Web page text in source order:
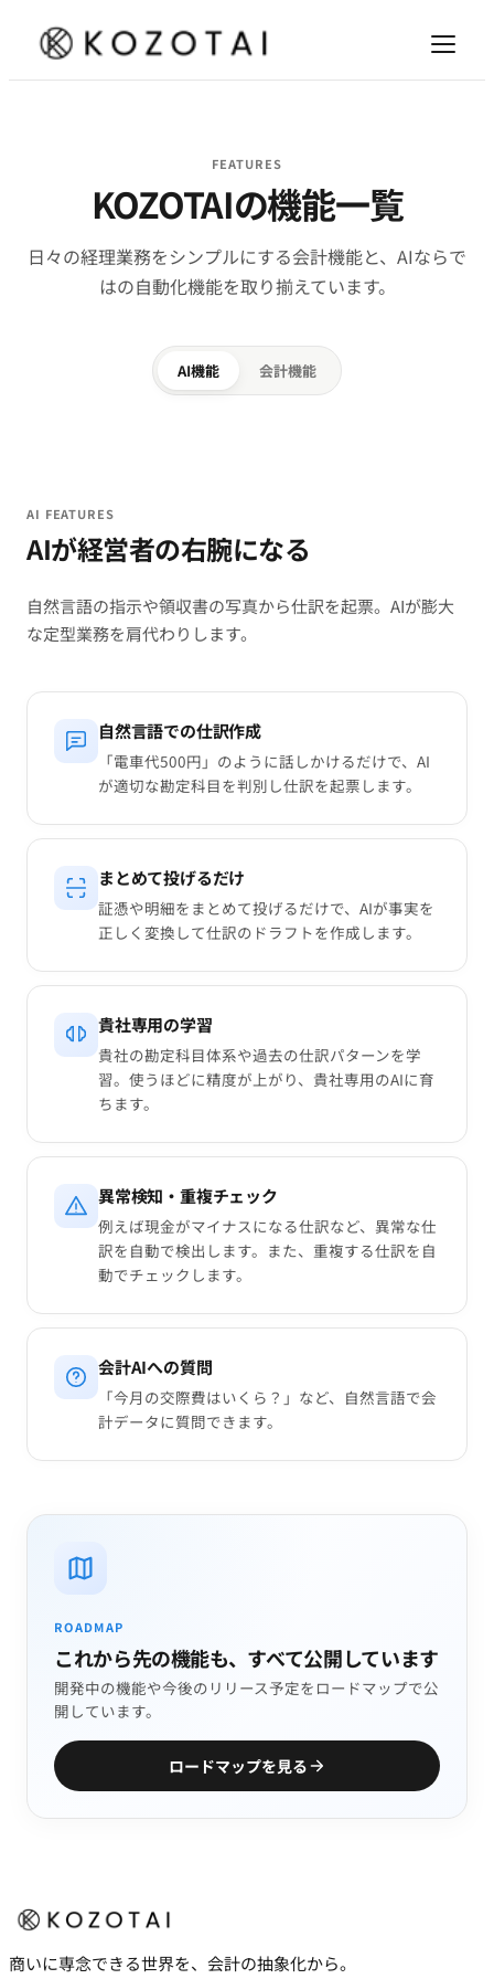
FEATURES
KOZOTAIの機能一覧
日々の経理業務をシンプルにする会計機能と、AIならで
はの自動化機能を取り揃えています。
AI機能 会計機能
AI FEATURES
AIが経営者の右腕になる
自然言語の指示や領収書の写真から仕訳を起票。AIが膨大
な定型業務を肩代わりします。
自然言語での仕訳作成
「電車代500円」のように話しかけるだけで、AI
が適切な勘定科目を判別し仕訳を起票します。
まとめて投げるだけ
証憑や明細をまとめて投げるだけで、AIが事実を
正しく変換して仕訳のドラフトを作成します。
貴社専用の学習
貴社の勘定科目体系や過去の仕訳パターンを学
習。使うほどに精度が上がり、貴社専用のAIに育
ちます。
異常検知・重複チェック
例えば現金がマイナスになる仕訳など、異常な仕
訳を自動で検出します。また、重複する仕訳を自
動でチェックします。
会計AIへの質問
「今月の交際費はいくら？」など、自然言語で会
計データに質問できます。
ROADMAP
これから先の機能も、すべて公開しています
開発中の機能や今後のリリース予定をロードマップで公
開しています。
ロードマップを見る
商いに専念できる世界を、会計の抽象化から。